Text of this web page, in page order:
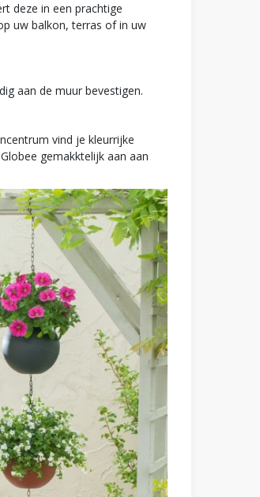
deze in een prachtige
uw balkon, terras of in uw
aan de muur bevestigen.
vind je kleurrijke
gemakktelijk aan aan